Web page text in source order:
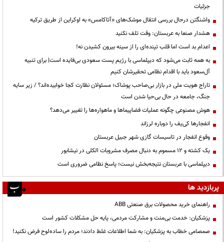
جزئیات
واشنگتن درحال بررسی انتقال موشک‌های «آتاکامس» به اوکراین از طریق ترکیه
هشدار صنعا به عربستان: وقت تلف نکنید
اعدام بد است اما قلب تپنده‌ای را از سینه بیرون کشیدن نه!
به همه ثابت می‌شود که دیپلماسی با رژیم پست سعودی بی‌فایده است| برای تنبیه
آل‌سعود باید با اقدام نظامی تحقیرشان کنیم
تاراج هویت ملی در بازار بی‌صاحب پوشاک؛ مسئولان نظارت کجا خوابیده‌اند؟ / زیر سایه
جنگ، جامعه در حال بی‌حیا شدن است
هوش مصنوعی چگونه عملیات فضاپیماها و ماهواره‌ها را تغییر می‌دهد؟
انفجارها کی‌یف را دوباره لرزاند
وقوع انفجار در تاسیسات گازی شهر جبیل عربستان
یک کشته و ۱۲ مسموم به دنبال مصرف مشروبات الکلی در نیشابور
دیپلماسی با عربستان نتیجه‌بخش نیست؛ پاسخ نظامی ضروری است
پربازدید ها
راهنمای خرید محصولات برق صنعتی ABB
پزشکیان: خدمت بی‌منت و مشارکت مردمی، پایه حل مشکلات کشور است
صمصامی خطاب به پزشکیان: به شما اطلاعات غلط دادند؛ مردم را ساده‌لوح فرض نکنید!